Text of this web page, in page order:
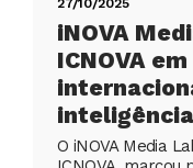
27/10/2025
iNOVA
ICNOVA
O iNOVA Media